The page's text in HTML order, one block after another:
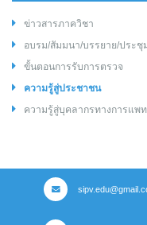
ข่าวสารภาควิชา
อบรม/สัมมนา/บรรยาย/ประชุ
ขั้นตอนการรับการตรวจ
ความรู้สู่ประชาชน
ความรู้สู่บุคลากรทางการแพ